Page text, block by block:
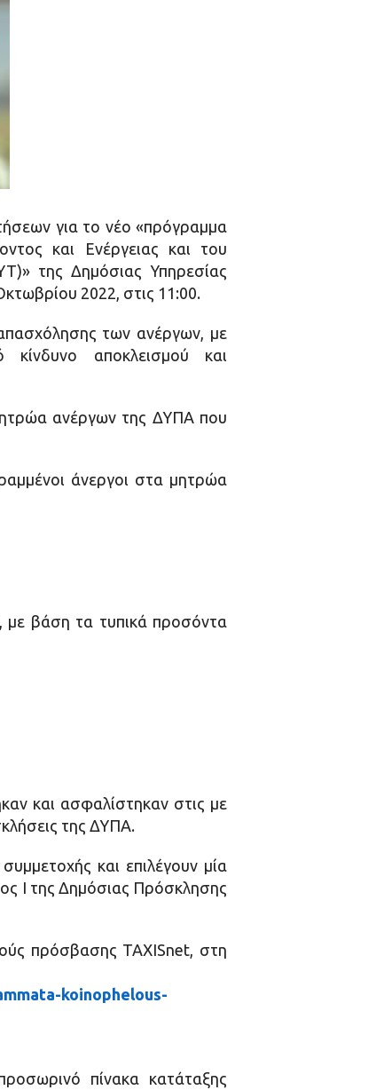
για το νέο «πρόγραμμα
και Ενέργειας και του
της Δημόσιας Υπηρεσίας
2022, στις 11:00.
των ανέργων, με
αποκλεισμού και
ανέργων της ΔΥΠΑ που
άνεργοι στα μητρώα
με βάση τα τυπικά προσόντα
και ασφαλίστηκαν στις με
της ΔΥΠΑ.
και επιλέγουν μία
Ι της Δημόσιας Πρόσκλησης
πρόσβασης TAXISnet, στη
koinophelous-
πίνακα κατάταξης